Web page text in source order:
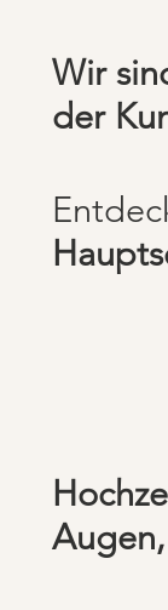
Wir
der